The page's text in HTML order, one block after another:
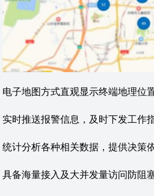
电子地图方式直观显示终端地理位
实时推送报警信息，及时下发工作
统计分析各种相关数据，提供决策
具备海量接入及大并发量访问防阻